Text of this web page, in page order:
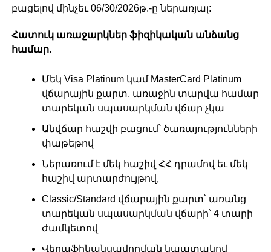
բացելով մինչեւ 06/30/2026թ.-ը ներառյալ:
Հատուկ առաջարկներ ֆիզիկական անձանց
համար.
Մեկ Visa Platinum կամ MasterCard Platinum
վճարային քարտ, առաջին տարվա համար
տարեկան սպասարկման վճար չկա
Անվճար հաշվի բացում՝ ծառայությունների
փաթեթով
Ներառում է մեկ հաշիվ ՀՀ դրամով եւ մեկ
հաշիվ արտարժույթով,
Classic/Standard վճարային քարտ՝ առանց
տարեկան սպասարկման վճարի՝ 4 տարի
ժամկետով
Վերաֆինանսավորման նպատակով